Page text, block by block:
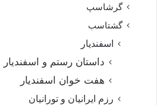
گرشاسپ
گشتاسب
اسفندیار
داستان رستم و اسفندیار
هفت خوان اسفندیار
رزم ایرانیان و تورانیان